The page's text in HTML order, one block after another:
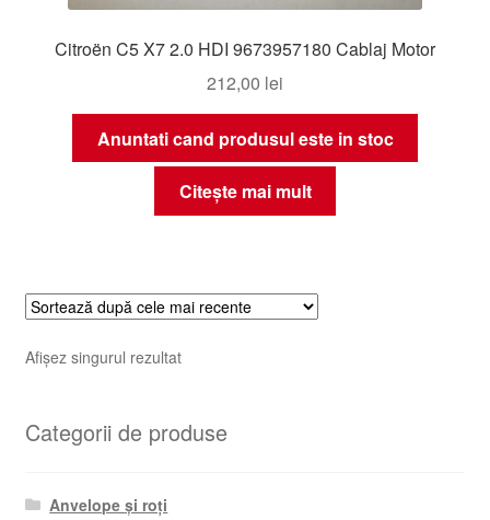
Citroën C5 X7 2.0 HDI 9673957180 Cablaj Motor
212,00 lei
Anuntati cand produsul este in stoc
Citește mai mult
Afișez singurul rezultat
Categorii de produse
Anvelope și roți